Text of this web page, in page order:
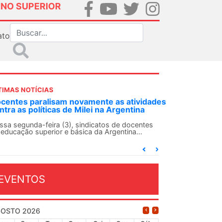
SUPERIOR
NOTÍCIAS
paralisam novamente as atividades
as políticas de Milei na Argentina
segunda-feira (3), sindicatos de docentes
superior e básica da Argentina...
2026